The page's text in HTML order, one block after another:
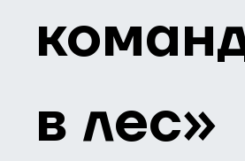
в лес»